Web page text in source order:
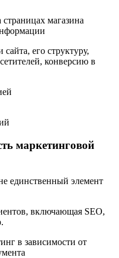
магазина
его структуру,
конверсию в
маркетинговой
единственный элемент
включающая SEO,
в зависимости от